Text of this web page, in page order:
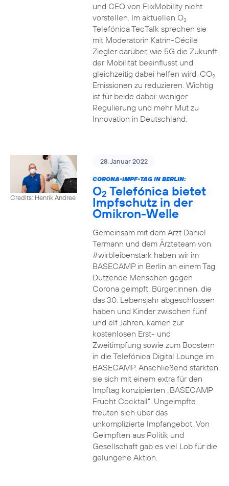
und CEO von FlixMobility nicht
vorstellen. Im aktuellen O2
Telefónica TecTalk sprechen sie
mit Moderatorin Katrin-Cécile
Ziegler darüber, wie 5G die Zukunft
der Mobilität beeinflusst und
gleichzeitig dabei helfen wird, CO2
Emissionen zu reduzieren. Wichtig
ist für beide dabei: weniger
Regulierung und mehr Mut zu
Innovation in Deutschland.
Credits: Henrik Andree
28. Januar 2022
CORONA-IMPF-TAG IN BERLIN:
O2 Telefónica bietet
Impfschutz in der
Omikron-Welle
Gemeinsam mit dem Arzt Daniel
Termann und dem Ärzteteam von
#wirbleibenstark haben wir im
BASECAMP in Berlin an einem Tag
Dutzende Menschen gegen
Corona geimpft. Bürger:innen, die
das 30. Lebensjahr abgeschlossen
haben und Kinder zwischen fünf
und elf Jahren, kamen zur
kostenlosen Erst- und
Zweitimpfung sowie zum Boostern
in die Telefónica Digital Lounge im
BASECAMP. Anschließend stärkten
sie sich mit einem extra für den
Impftag konzipierten „BASECAMP
Frucht Cocktail“. Ungeimpfte
freuten sich über das
unkomplizierte Impfangebot. Von
Geimpften aus Politik und
Gesellschaft gab es viel Lob für die
gelungene Aktion.